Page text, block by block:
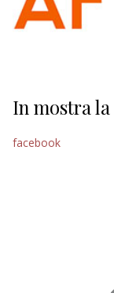
ECONOMIA
CULTURA
NAUTICA
In mostra
facebook